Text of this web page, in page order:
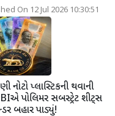
On 12 Jul 2026 10:30:51
નોટો પ્લાસ્ટિકની થવાની
પોલિમર સબસ્ટ્રેટ શીટ્સ
બહાર પાડ્યું!